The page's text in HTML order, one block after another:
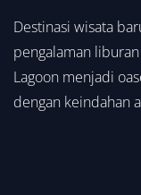
Destinasi wisata
pengalaman
Lagoon menjadi
dengan keindahan